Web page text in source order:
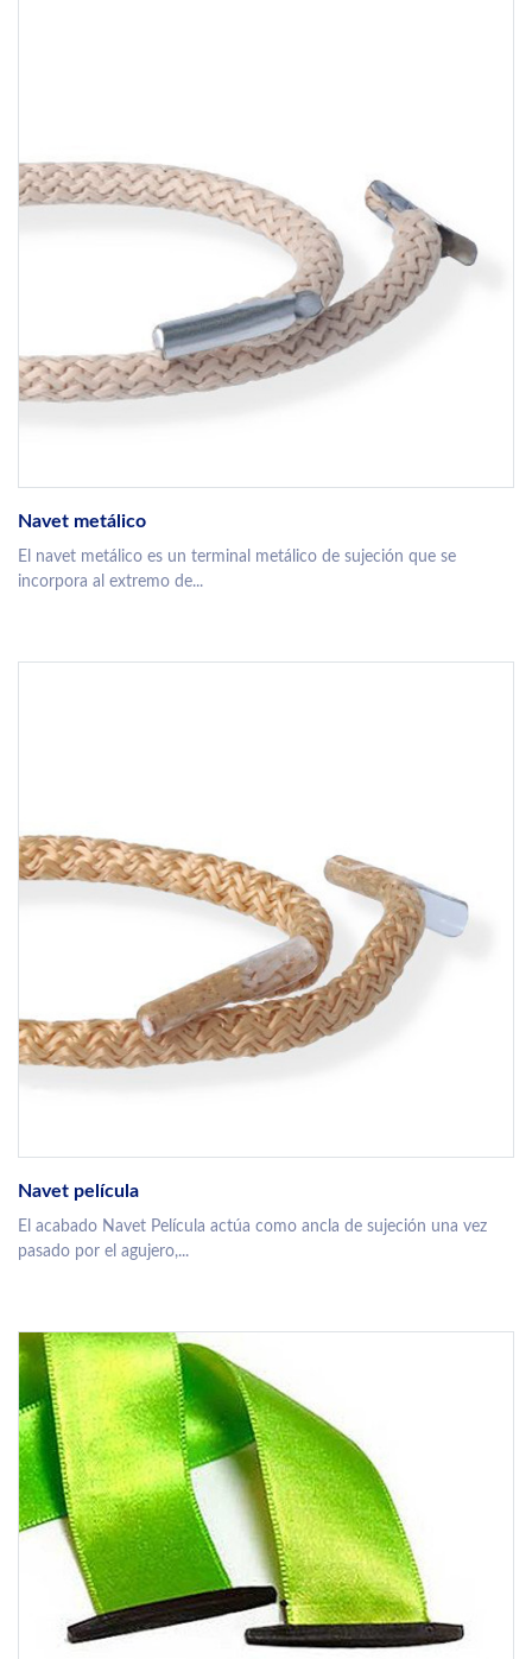
Navet metálico
El navet metálico es un terminal metálico de sujeción que se
incorpora al extremo de...
Navet película
El acabado Navet Película actúa como ancla de sujeción una vez
pasado por el agujero,...